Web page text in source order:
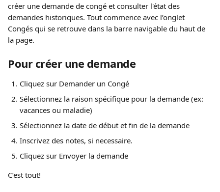
créer une demande de congé et consulter l'état des
demandes historiques. Tout commence avec l’onglet
Congés qui se retrouve dans la barre navigable du haut de
la page.
Pour créer une demande
Cliquez sur Demander un Congé
Sélectionnez la raison spécifique pour la demande (ex:
vacances ou maladie)
Sélectionnez la date de début et fin de la demande
Inscrivez des notes, si necessaire.
Cliquez sur Envoyer la demande
C’est tout!